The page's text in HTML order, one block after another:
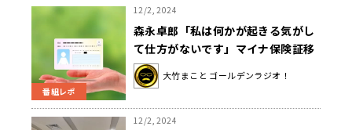
番組レポ
12/2, 2024
森永卓郎「私は何かが起きる気がし
て仕方がないです」マイナ保険証移
行の問題点を語る
大竹まこと ゴールデンラジオ！
12/2, 2024